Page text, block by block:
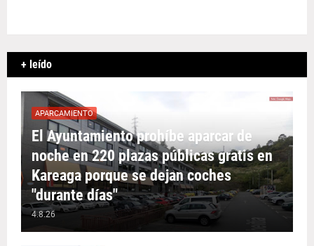
+ leído
APARCAMIENTO
El Ayuntamiento prohíbe aparcar de
noche en 220 plazas públicas gratis en
Kareaga porque se dejan coches
"durante días"
4.8.26